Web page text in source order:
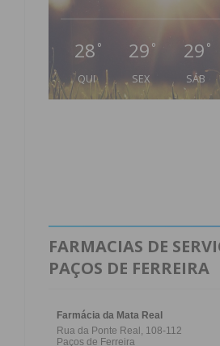
28 °
QUI
29 °
SEX
29 °
SÁB
FARMACIAS DE
PAÇOS DE FERREIRA